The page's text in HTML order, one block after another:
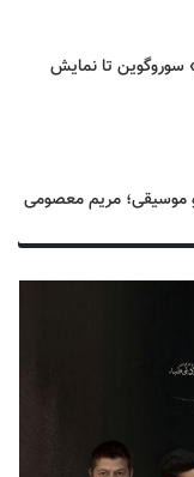
سوروگوین تا نمایش